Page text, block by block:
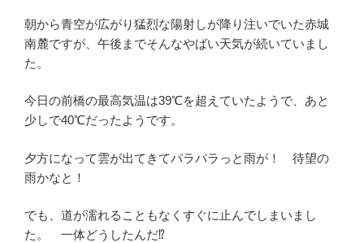
朝から青空が広がり猛烈な陽射しが降り注いでいた赤城
南麓ですが、午後までそんなやばい天気が続いていまし
た。
今日の前橋の最高気温は39℃を超えていたようで、あと
少しで40℃だったようです。
夕方になって雲が出てきてパラパラっと雨が！ 待望の
雨かなと！
でも、道が濡れることもなくすぐに止んでしまいまし
た。 一体どうしたんだ⁉︎